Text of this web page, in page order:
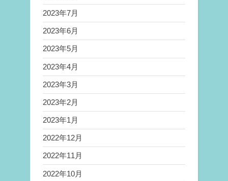
2023年7月
2023年6月
2023年5月
2023年4月
2023年3月
2023年2月
2023年1月
2022年12月
2022年11月
2022年10月